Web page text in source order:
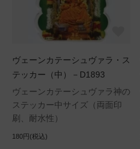
ヴェーンカテーシュヴァラ・ス
テッカー（中）－D1893
ヴェーンカテーシュヴァラ神の
ステッカー中サイズ（両面印
刷、耐水性）
180円(税込)